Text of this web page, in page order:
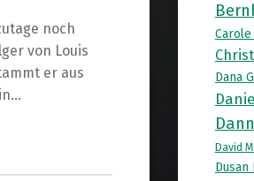
noch
von Louis
er aus
Dana
David
Dusan